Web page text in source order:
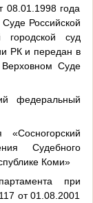
года
Российской
городской суд
РК и передан в
Суде
федеральный
Судебного
Коми»
при
от 01.08.2001